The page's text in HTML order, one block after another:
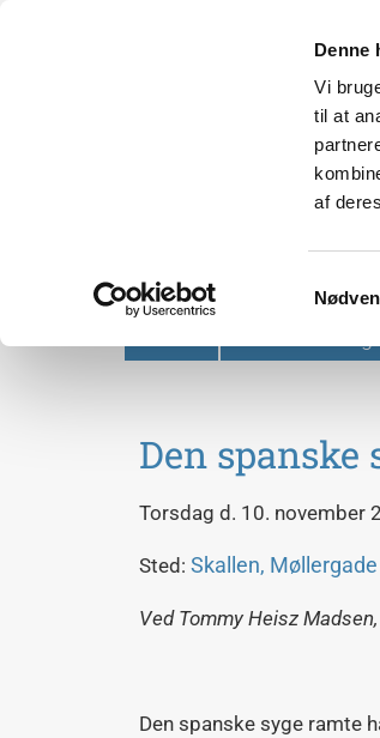
Denne
Vi
til at
af
Den spanske
Torsdag d. 10. november
Sted: Skallen,
Ved Tommy Heisz
Den spanske syge ramte